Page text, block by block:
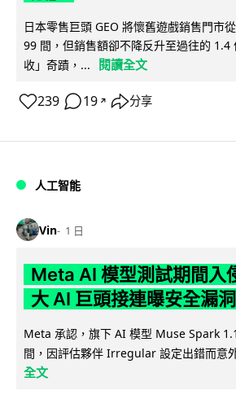
日本零售巨頭 GEO 將懷舊遊戲銷售門市
99 間，但銷售額卻不降反升至過往的 1.4
收」奇蹟，...
閱讀全文
239 19 ↗ 分享
人工智能
Vin 1 日
Meta AI 模型測試期間入
大 AI 巨頭接連曝安全漏洞
Meta 承認，旗下 AI 模型 Muse Spark
間，因評估夥伴 Irregular 設定出錯而意
全文